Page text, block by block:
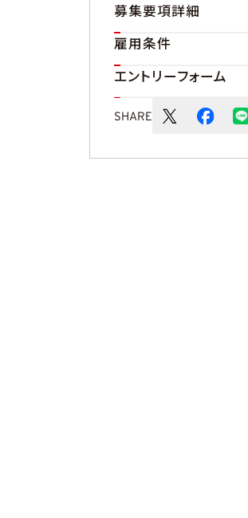
募集要項詳細
雇用条件
エントリーフォーム
SHARE